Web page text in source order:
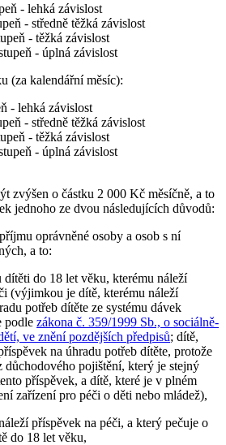
- lehká závislost
- středně těžká závislost
- těžká závislost
- úplná závislost
(za kalendářní měsíc):
- lehká závislost
- středně těžká závislost
- těžká závislost
- úplná závislost
zvýšen o částku 2 000 Kč měsíčně, a to
jednoho ze dvou následujících důvodů:
oprávněné osoby a osob s ní
a to:
dítěti do 18 let věku, kterému náleží
(výjimkou je dítě, kterému náleží
potřeb dítěte ze systému dávek
podlezákona č. 359/1999 Sb., o sociálně-
ve znění pozdějších předpisů; dítě,
na úhradu potřeb dítěte, protože
důchodového pojištění, který je stejný
příspěvek, a dítě, které je v plném
zařízení pro péči o děti nebo mládež),
příspěvek na péči, a který pečuje o
do 18 let věku,